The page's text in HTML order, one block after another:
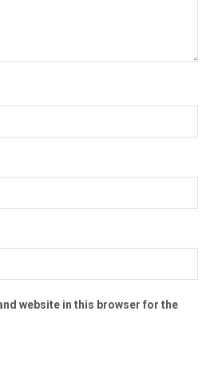
website in this browser for the